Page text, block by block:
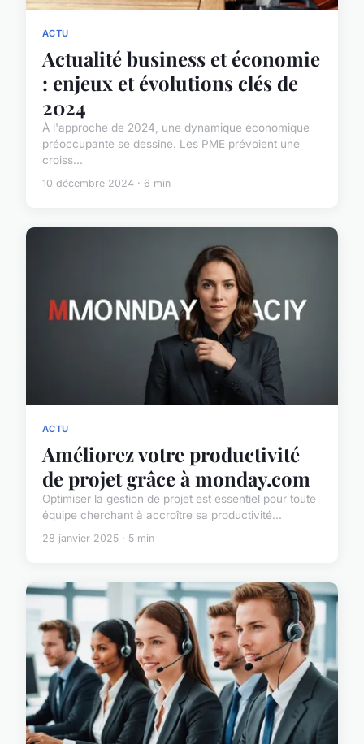
ACTU
Actualité business et économie
: enjeux et évolutions clés de
2024
À l'approche de 2024, une dynamique économique
préoccupante se dessine. Les PME prévoient une
croiss...
10 décembre 2024 · 6 min
ACTU
Améliorez votre productivité
de projet grâce à monday.com
Optimiser la gestion de projet est essentiel pour toute
équipe cherchant à accroître sa productivité...
28 janvier 2025 · 5 min